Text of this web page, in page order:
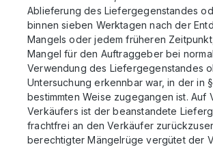
Ablieferung des Liefergegenstandes
binnen sieben Werktagen nach der
Mangels oder jedem früheren
Mangel für den Auftraggeber bei
Verwendung des Liefergegenstandes
Untersuchung erkennbar war, in der in
bestimmten Weise zugegangen ist. Auf
Verkäufers ist der beanstandete
frachtfrei an den Verkäufer
berechtigter Mängelrüge vergütet der